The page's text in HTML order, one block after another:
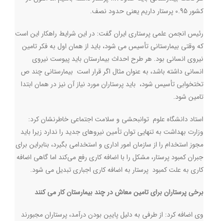
کشور 0.95 پرستار داریم یعنی حدود نصف
.
رئیس انجمن علمی پرستاری ایران گفت: در این شرایط راهکار این است
که وقتی بیمارستانی تأسیس می شود، باید از همان اول به فکر تامین
نیروی انسانی بود. هر طرح احداث بیمارستان باید پیوست نیروی
انسانی داشته باشد، به عنوان مثال اگر قرار است بیمارستانی چند ص
تختخوابی تأسیس ‌شود، باید پرستاران مورد نیاز آن نیز در همان ابتدا
تامین شود.
استاد دانشگاه علوم توانبحشی و سلامت اجتماعی خاطرنشان کرد:
وزارت بهداشت به تنهایی توان تأمین نیروهای جدید را ندارد زیرا باید
مجوز استخدام را از سازمان امور اداری و استخدامی بگیرد، بنابراین برای
جبران کمبود پرستار، مشکل را با اضافه کاری رفع می‌کند اما گاهی اضافه
کاری به علت کمبود پرستار به اضافه کاری اجباری تبدیل می شود.
برخی پرستاران برای تامین معاش در چند بیمارستان کار می کنند
وی اضافه کرد: از طرفی به دلیل پایین بودن درآمد، پرستاران مجبورند